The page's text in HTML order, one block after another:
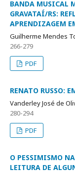
BANDA MUSICAL
GRAVATAÍ/RS:
APRENDIZAGEM
Guilherme Mendes
266-279
PDF
RENATO RUSSO:
Vanderley José de
280-294
PDF
O PESSIMISMO
LEITURA DE